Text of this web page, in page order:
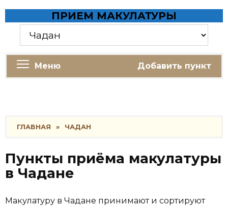
content
ПРИЕМ МАКУЛАТУРЫ
Меню Добавить пункт
ГЛАВНАЯ » ЧАДАН
Пункты приёма макулатуры
в Чадане
Макулатуру в Чадане принимают и сортируют